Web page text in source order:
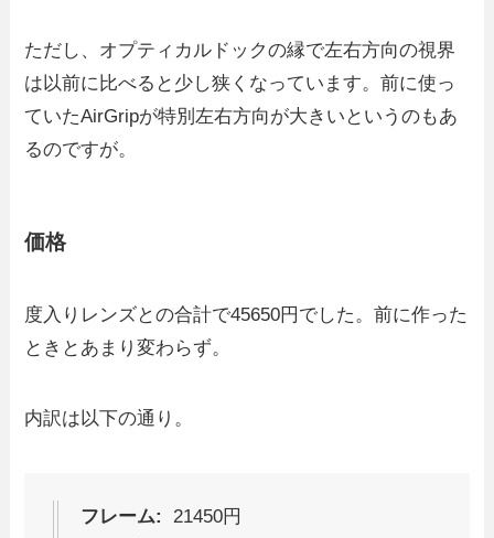
ただし、オプティカルドックの縁で左右方向の視界
は以前に比べると少し狭くなっています。前に使っ
ていたAirGripが特別左右方向が大きいというのもあ
るのですが。
価格
度入りレンズとの合計で45650円でした。前に作った
ときとあまり変わらず。
内訳は以下の通り。
フレーム:
21450円